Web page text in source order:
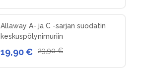
Allaway A- ja C -sarjan suodatin
keskuspölynimuriin
19,90 € 29,90 €